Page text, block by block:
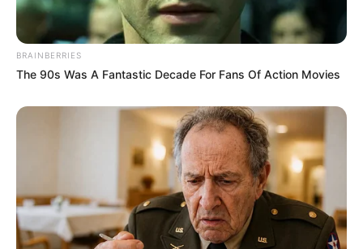
BRAINBERRIES
The 90s Was A Fantastic Decade For Fans Of Action Movies